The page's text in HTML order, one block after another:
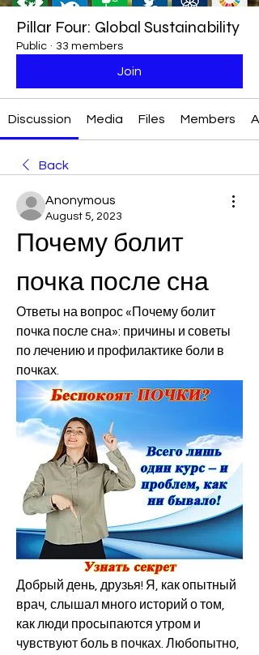
Pillar Four: Global Sustainability
Public · 33 members
Join
Discussion Media Files Members
Back
Anonymous
August 5, 2023
Почему болит
почка после сна
Ответы на вопрос «Почему болит
почка после сна»: причины и советы
по лечению и профилактике боли в
почках.
Добрый день, друзья! Я, как опытный
врач, слышал много историй о том,
как люди просыпаются утром и
чувствуют боль в почках. Любопытно,